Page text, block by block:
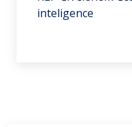
inteligence